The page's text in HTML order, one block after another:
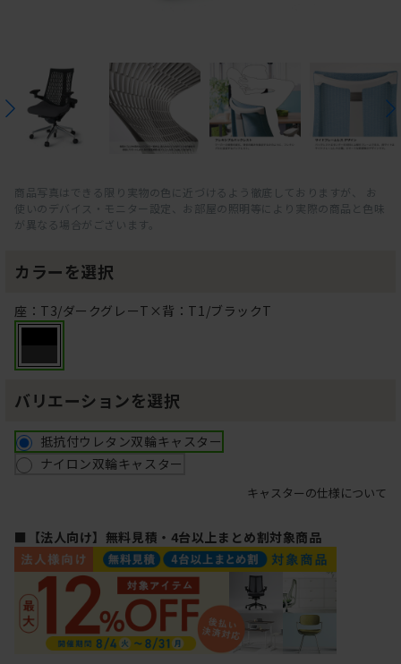
商品写真はできる限り実物の色に近づけるよう徹底しておりますが、 お
使いのデバイス・モニター設定、お部屋の照明等により実際の商品と色味
が異なる場合がございます。
カラーを選択
座：T3/ダークグレーT×背：T1/ブラックT
バリエーションを選択
抵抗付ウレタン双輪キャスター
ナイロン双輪キャスター
キャスターの仕様について
■【法人向け】無料見積・4台以上まとめ割対象商品